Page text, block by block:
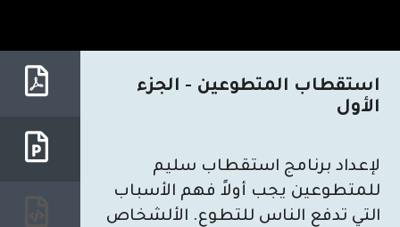
استقطاب المتطوعين - الجزء
الأول
لإعداد برنامج استقطاب سليم
للمتطوعين يجب أولاً فهم الأسباب
التي تدفع الناس للتطوع. الألشخاص